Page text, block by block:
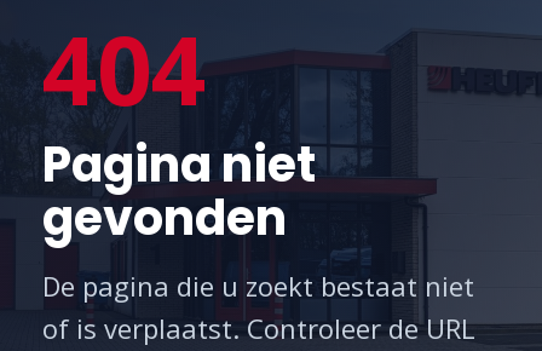
404
Pagina niet
gevonden
De pagina die u zoekt bestaat niet
of is verplaatst. Controleer de URL